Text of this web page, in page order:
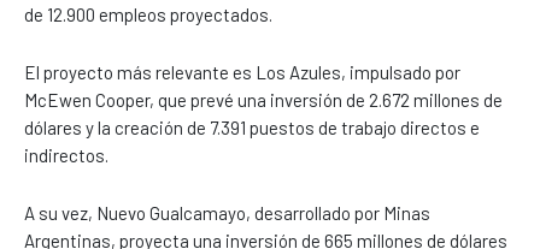
de 12.900 empleos proyectados.
El proyecto más relevante es Los Azules, impulsado por
McEwen Cooper, que prevé una inversión de 2.672 millones de
dólares y la creación de 7.391 puestos de trabajo directos e
indirectos.
A su vez, Nuevo Gualcamayo, desarrollado por Minas
Argentinas, proyecta una inversión de 665 millones de dólares